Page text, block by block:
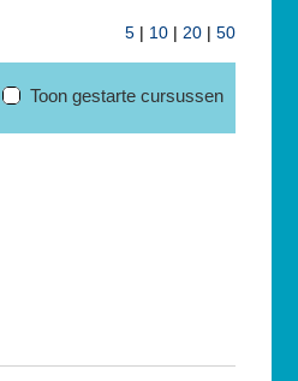
5| 10| 20| 50
Toon gestarte cursussen